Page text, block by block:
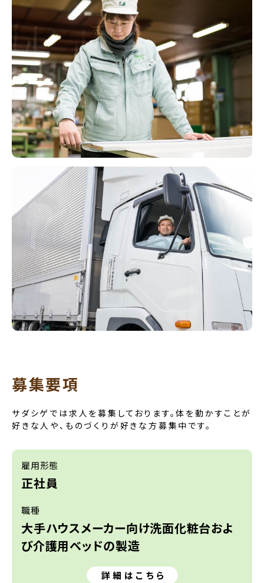
募集要項
サダシゲでは求人を募集しております。体を動かすことが
好きな人や、ものづくりが好きな方募集中です。
雇用形態
正社員
職種
大手ハウスメーカー向け洗面化粧台およ
び介護用ベッドの製造
詳細はこちら